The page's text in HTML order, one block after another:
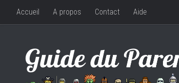
Skip to content
Accueil A propos Contact Aide